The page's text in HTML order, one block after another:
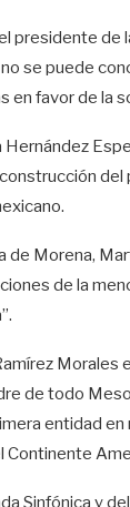
presidente de
se puede
en favor de la
Hernández
de Morena,
de la
Morales
de todo
entidad en
Continente
Sinfónica y